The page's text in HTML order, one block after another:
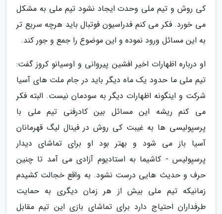
کی روش و تیم ملی وحدت ایجاد نشود تیم ملی به مشکل
می خورد. فکر می کنم فدراسیون فوتبال باید هرچه سریع تر
به این مسائل ورود نموده و این موضوع را جمع و جور کند.
او درباره اظهارات اخیر افشین پیروانی و اوسیانو کروز گفت:
تیم ملی ما حدود یک ماه دیگر باید در جام ملت های آسیا
شرکت و اینگونه اظهارات دیگر به سودمان نیست. البته فکر
می کنم ریشه این مسائل بین کادرفنی تیم ملی با
پرسپولیسی ها به غیبت کی روش در فینال لیگ قهرمانان
آسیا باز می شود و بهتر بود او برای تماشای دیدار
پرسپولیس - کاشیما به استادیوم آزادی می آمد تا چنین
حرف و حدیث هایی درست نشود. به واقع خجالت کشیدم
زمانیکه تیم ملی بیش از هر زمان دیگری به حمایت
طرفداران احتیاج دارد برای تماشای بازی این تیم مقابل